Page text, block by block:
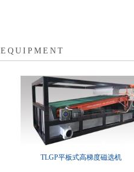
TLGP平板式高梯度磁选机